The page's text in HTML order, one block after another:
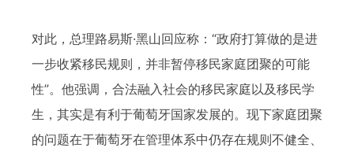
对此，总理路易斯·黑山回应称：“政府打算做的是进
一步收紧移民规则，并非暂停移民家庭团聚的可能
性”。他强调，合法融入社会的移民家庭以及移民学
生，其实是有利于葡萄牙国家发展的。现下家庭团聚
的问题在于葡萄牙在管理体系中仍存在规则不健全、